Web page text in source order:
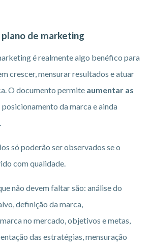
de marketing
é realmente algo benéfico para
crescer, mensurar resultados e atuar
O documento permite aumentar as
posicionamento da marca e ainda
só poderão ser observados se o
com qualidade.
não devem faltar são: análise do
definição da marca,
no mercado, objetivos e metas,
das estratégias, mensuração